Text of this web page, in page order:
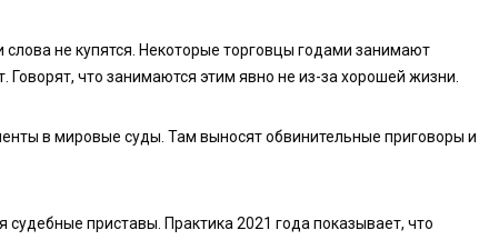
не купятся. Некоторые торговцы годами занимают
что занимаются этим явно не из-за хорошей жизни.
в мировые суды. Там выносят обвинительные приговоры и
судебные приставы. Практика 2021 года показывает, что